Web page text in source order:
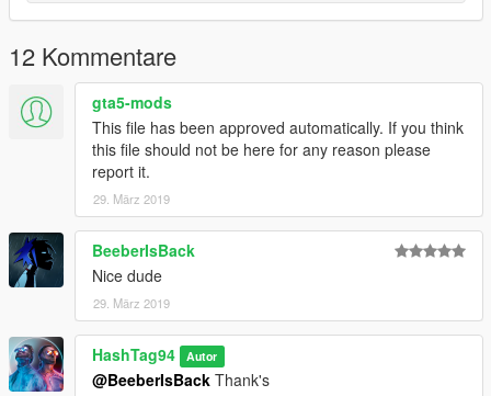
Si vous avez un embleme sur votre veste, pour l'enlever il faut
aller dans le menu menyoo: Player Option/wardrobe/emblem.
Remplacer "uppr_diff_028_f_uni" (couleur) dans:
mods/x64v.rpf/models/cdimages/streamedpeds_players.rpf/pla
12 Kommentare
gta5-mods
This file has been approved automatically. If you think
this file should not be here for any reason please
report it.
29. März 2019
BeeberIsBack
Nice dude
29. März 2019
HashTag94 Autor
@BeeberIsBack Thank's